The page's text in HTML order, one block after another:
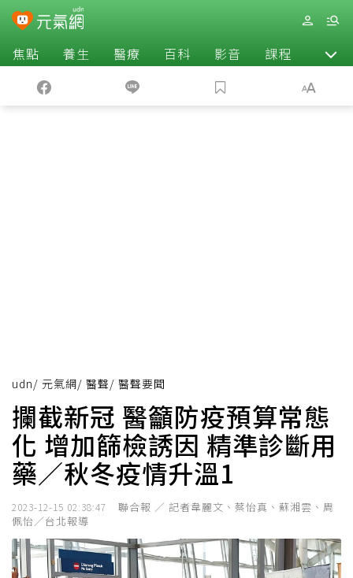
焦點 養生 醫療 百科 影音 課程 退休
udn/ 元氣網/ 醫聲/ 醫聲要聞
攔截新冠 醫籲防疫預算常態
化 增加篩檢誘因 精準診斷用
藥／秋冬疫情升溫1
2023-12-15 02:38:47
聯合報 ／ 記者韋麗文、蔡怡真、蘇湘雲、周
佩怡／台北報導